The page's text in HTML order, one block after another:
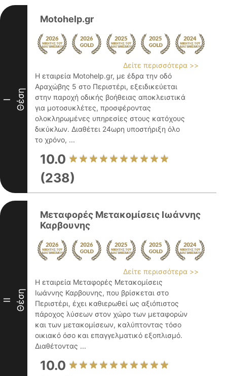
I Θέση
Motohelp.gr
Δείτε περισσότερα >>
Η εταιρεία Motohelp.gr, με έδρα την οδό
Αραχώβης 5 στο Περιστέρι, εξειδικεύεται
στην παροχή οδικής βοήθειας αποκλειστικά
για μοτοσυκλέτες, προσφέροντας
ολοκληρωμένες υπηρεσίες στους κατόχους
δικύκλων. Διαθέτει 24ωρη υποστήριξη όλο
το χρόνο, ...
10.0
(238)
II Θέση
Μεταφορές Μετακομίσεις Ιωάννης
Καρβουνης
Δείτε περισσότερα >>
Η εταιρεία Μεταφορές Μετακομίσεις
Ιωάννης Καρβουνης, που βρίσκεται στο
Περιστέρι, έχει καθιερωθεί ως αξιόπιστος
πάροχος λύσεων στον χώρο των μεταφορών
και των μετακομίσεων, καλύπτοντας τόσο
οικιακό όσο και επαγγελματικό εξοπλισμό.
Διαθέτοντας ...
10.0